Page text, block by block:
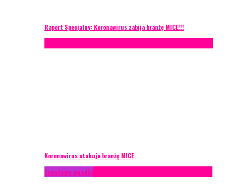
Raport Specjalny: Koronawirus zabija branżę MICE!!!
Koronawirus atakuje branżę MICE
Eventowe wpadki